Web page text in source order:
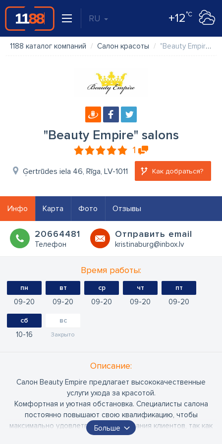
RU +12°C
1188 каталог компаний Салон красоты "Beauty Empire" salons
"Beauty Empire" salons
1
Ģertrūdes iela 46, Rīga, LV-1011 Как добраться?
Инфо Карта Фото Отзывы
20664481
Телефон
Oтправить email
kristinaburg@inbox.lv
Время работы:
пн
09 20
вт
09 20
ср
09 20
чт
09 20
пт
09 20
сб
10 16
вс
Закрыто
Oписание:
Салон Beauty Empire предлагает высококачественные
услуги ухода за красотой.
Комфортная и уютная обстановка. Специалисты салона
постоянно повышают свою квалификацию, чтобы
максимально удовлетворить требования клиентов, так как
на рынке появляются новых услуги и продукты. Работаем
Больше